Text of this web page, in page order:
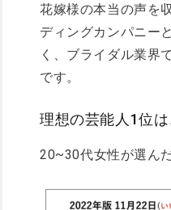
花嫁様の本当の声を
ディングカンパニー
く、ブライダル業界
です。
理想の芸能人1位
20~30代女性が選ん